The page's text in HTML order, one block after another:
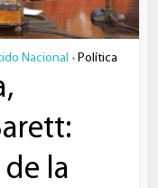
Nacional • Política
la